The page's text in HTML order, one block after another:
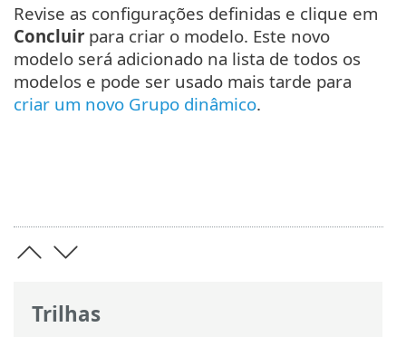
Trilhas
Revise as configurações definidas e clique em
Concluir para criar o modelo. Este novo
modelo será adicionado na lista de todos os
modelos e pode ser usado mais tarde para
criar um novo Grupo dinâmico.